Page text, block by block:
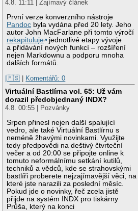
4.8. 11:11 | Zajímavý článek
První verze konverzního nástroje
Pandoc byla vydána před 20 lety. Jeho
autor John MacFarlane při tomto výročí
rekapituluje
jednotlivé etapy vývoje
a přidávání nových funkcí – rozšíření
nejen Markdownu a podporu mnoha
dalších formátů.
|🇵🇸 | Komentářů: 0
Virtuální Bastlírna vol. 65: Už vám
dorazil předobjednaný INDX?
4.8. 00:55 | Pozvánky
Srpen přinesl nejen další spalující
vedro, ale také Virtuální Bastlírnu s
neméně žhavými novinkami. Využijte
tedy předpovědi na deštivý čtvrteční
večer a od 20:00 se připojte online k
tomuto neformálnímu setkání kutilů,
techniků a vědců, kde se strahovskými
bastlíři proberete nejzajímavější věci, na
které jste narazili za poslední měsíc.
Pokud jde o novinky, řeč zcela jistě
přijde na systém INDX pro tiskárny
Průša, který na konci